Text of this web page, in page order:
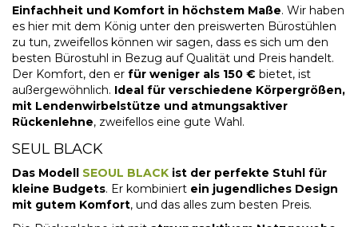
Einfachheit und Komfort in höchstem Maße. Wir haben
es hier mit dem König unter den preiswerten Bürostühlen
zu tun, zweifellos können wir sagen, dass es sich um den
besten Bürostuhl in Bezug auf Qualität und Preis handelt.
Der Komfort, den er für weniger als 150 € bietet, ist
außergewöhnlich. Ideal für verschiedene Körpergrößen,
mit Lendenwirbelstütze und atmungsaktiver
Rückenlehne, zweifellos eine gute Wahl.
SEUL BLACK
Das Modell SEOUL BLACK ist der perfekte Stuhl für
kleine Budgets. Er kombiniert ein jugendliches Design
mit gutem Komfort, und das alles zum besten Preis.